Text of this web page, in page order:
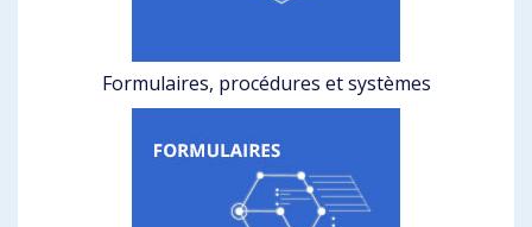
Formulaires, procédures et systèmes